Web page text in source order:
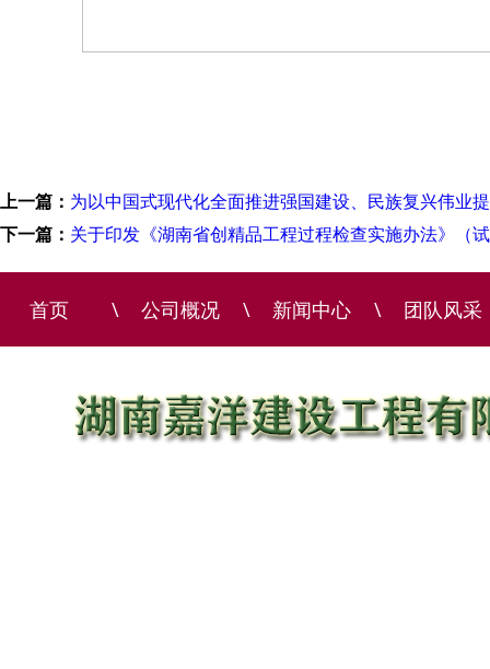
上一篇： 为以中国式现代化全面推进强国建设、民族复兴伟业
下一篇： 关于印发《湖南省创精品工程过程检查实施办法》（
首页 \ 公司概况 \ 新闻中心 \ 团队风采